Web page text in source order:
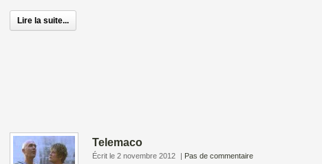
Lire la suite...
Telemaco
Écrit le 2 novembre 2012 | Pas de commentaire